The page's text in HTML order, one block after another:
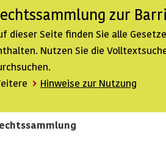
zur
dieser Seite finden Sie alle
Nutzen Sie die
Hinweise zur Nutzung